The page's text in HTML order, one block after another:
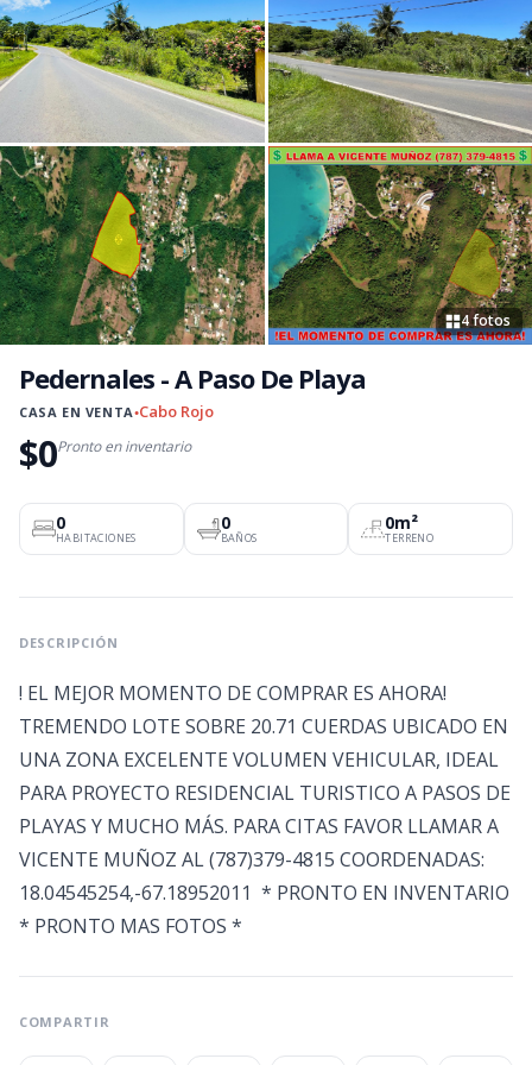
4 fotos
Pedernales - A Paso De Playa
CASA EN VENTA ●Cabo Rojo
$0Pronto en inventario
0
HABITACIONES
0
BAÑOS
0m²
TERRENO
DESCRIPCIÓN
! EL MEJOR MOMENTO DE COMPRAR ES AHORA!
TREMENDO LOTE SOBRE 20.71 CUERDAS UBICADO EN
UNA ZONA EXCELENTE VOLUMEN VEHICULAR, IDEAL
PARA PROYECTO RESIDENCIAL TURISTICO A PASOS DE
PLAYAS Y MUCHO MÁS. PARA CITAS FAVOR LLAMAR A
VICENTE MUÑOZ AL (787)379-4815 COORDENADAS:
18.04545254,-67.18952011 * PRONTO EN INVENTARIO
* PRONTO MAS FOTOS *
COMPARTIR